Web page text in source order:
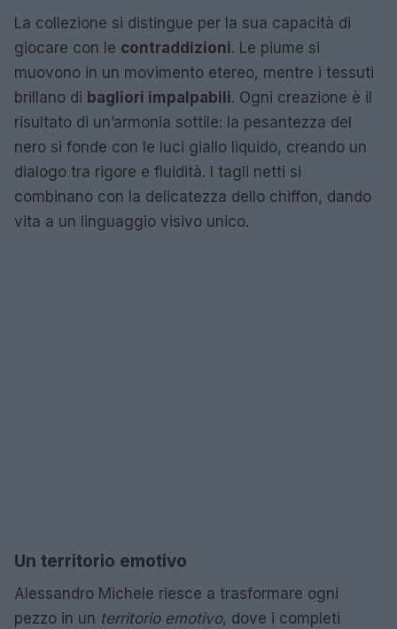
La collezione si distingue per la sua capacità di
giocare con le contraddizioni. Le piume si
muovono in un movimento etereo, mentre i tessuti
brillano di bagliori impalpabili. Ogni creazione è il
risultato di un’armonia sottile: la pesantezza del
nero si fonde con le luci giallo liquido, creando un
dialogo tra rigore e fluidità. I tagli netti si
combinano con la delicatezza dello chiffon, dando
vita a un linguaggio visivo unico.
Un territorio emotivo
Alessandro Michele riesce a trasformare ogni
pezzo in un territorio emotivo, dove i completi